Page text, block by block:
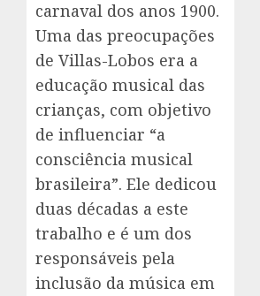
carnaval dos anos 1900.
Uma das preocupações
de Villas-Lobos era a
educação musical das
crianças, com objetivo
de influenciar “a
consciência musical
brasileira”. Ele dedicou
duas décadas a este
trabalho e é um dos
responsáveis pela
inclusão da música em